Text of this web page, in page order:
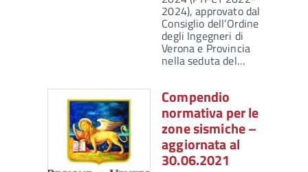
2024), approvato dal
Consiglio dell’Ordine
degli Ingegneri di
Verona e Provincia
nella seduta del…
Compendio
normativa per le
zone sismiche –
aggiornata al
30.06.2021